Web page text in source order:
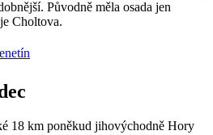
Původně měla osada jen
Choltova.
18 km poněkud jihovýchodně Hory